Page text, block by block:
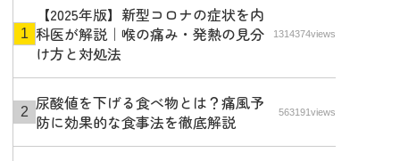
【2025年版】新型コロナの症状を内
科医が解説｜喉の痛み・発熱の見分
け方と対処法
1314374views
尿酸値を下げる食べ物とは？痛風予
防に効果的な食事法を徹底解説
563191views